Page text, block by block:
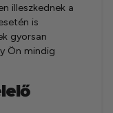
illeszkednek a
is
gyorsan
Ön mindig